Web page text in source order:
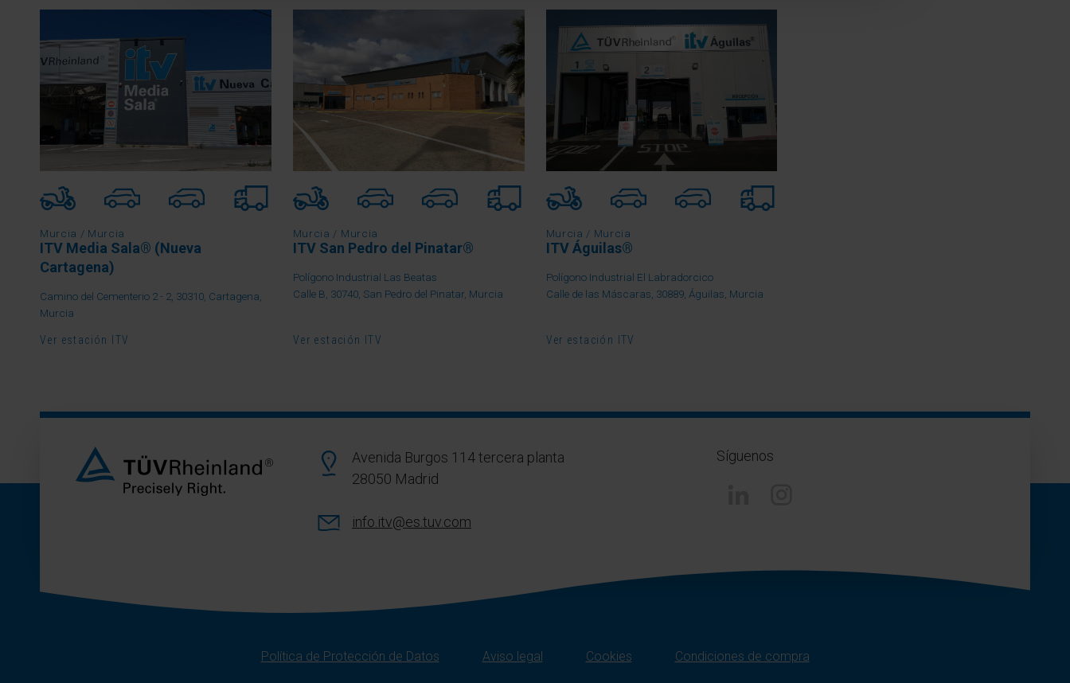
Murcia / Murcia
ITV Media Sala® (Nueva
Cartagena)
Camino del Cementerio 2 - 2, 30310, Cartagena,
Murcia
Ver estación ITV
Murcia / Murcia
ITV San Pedro del Pinatar®
Polígono Industrial Las Beatas
Calle B, 30740, San Pedro del Pinatar, Murcia
Ver estación ITV
Murcia / Murcia
ITV Águilas®
Polígono Industrial El Labradorcico
Calle de las Máscaras, 30889, Águilas, Murcia
Ver estación ITV
Avenida Burgos 114 tercera planta
28050 Madrid
info.itv@es.tuv.com
Síguenos
Política de Protección de Datos Aviso legal Cookies Condiciones de compra